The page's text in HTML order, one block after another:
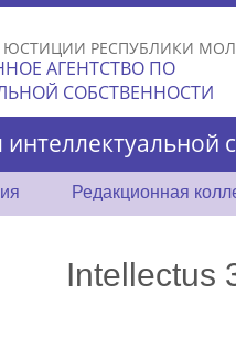
Skip to
main
content
ЮСТИЦИИ РЕСПУБЛИКИ
АГЕНТСТВО ПО
СОБСТВЕННОСТИ
Редакционная
Intellectus